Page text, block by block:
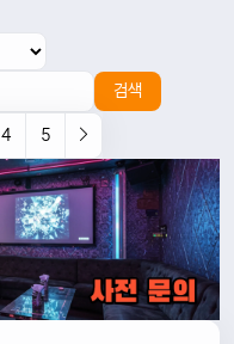
검색
4 5